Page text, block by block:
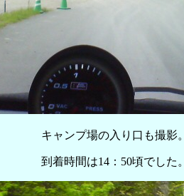
キャンプ場の入り口も撮影。
到着時間は14：50頃でした。